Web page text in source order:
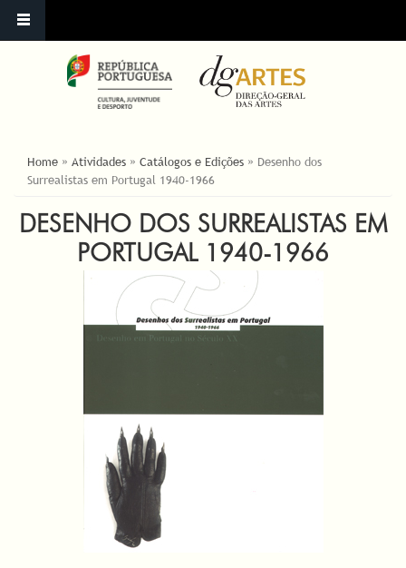
YOU ARE HERE
Home » Atividades » Catálogos e Edições » Desenho dos
Surrealistas em Portugal 1940-1966
DESENHO DOS SURREALISTAS EM
PORTUGAL 1940-1966